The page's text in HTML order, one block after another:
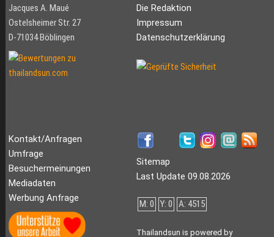
Jacques A. Maué
Ostelsheimer Str. 27
D-71034 Böblingen
Die Redaktion
Impressum
Datenschutzerklärung
Kontakt/Anfragen
Umfrage
Besuchermeinungen
Mediadaten
Werbung Anfrage
Sitemap
Last Update 09.08.2026
M: 0 Y: 0 A: 4515
Thailandsun is powered by